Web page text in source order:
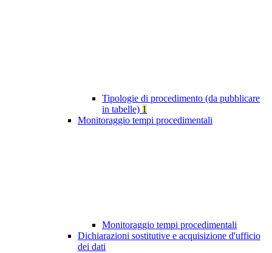
Tipologie di procedimento (da pubblicare
in tabelle) 1
Monitoraggio tempi procedimentali
Monitoraggio tempi procedimentali
Dichiarazioni sostitutive e acquisizione d'ufficio
dei dati